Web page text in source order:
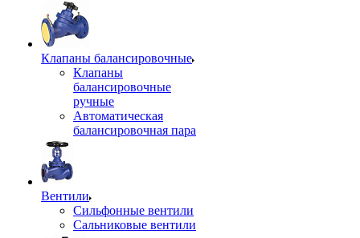
Клапаны балансировочные
Клапаны
балансировочные
ручные
Автоматическая
балансировочная пара
Вентили
Сильфонные вентили
Сальниковые вентили